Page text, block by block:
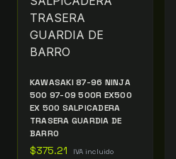
KAWASAKI 87-96 NINJA
500 97-09 500R EX500
EX 500 SALPICADERA
TRASERA GUARDIA DE
BARRO
$375.21 IVA incluido